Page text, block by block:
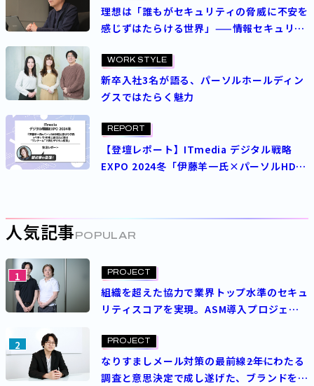
理想は「誰もがセキュリティの脅威に不安を
感じずはたらける世界」——情報セキュリ
グランドデザイン
WORK STYLE
新卒入社3名が語る、パーソルホールディン
グスではたらく魅力
REPORT
【登壇レポート】ITmedia デジタル戦略
EXPO 2024冬「伊藤羊一氏×パーソルHD朝
人気記事 POPULAR
1 PROJECT
組織を超えた協力で業界トップ水準のセキュ
リティスコアを実現。ASM導入プロジェク
2 PROJECT
なりすましメール対策の最前線――2年にわたる
調査と意思決定で成し遂げた、ブランドを守